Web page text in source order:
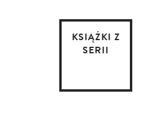
KSIĄŻKI Z
SERII